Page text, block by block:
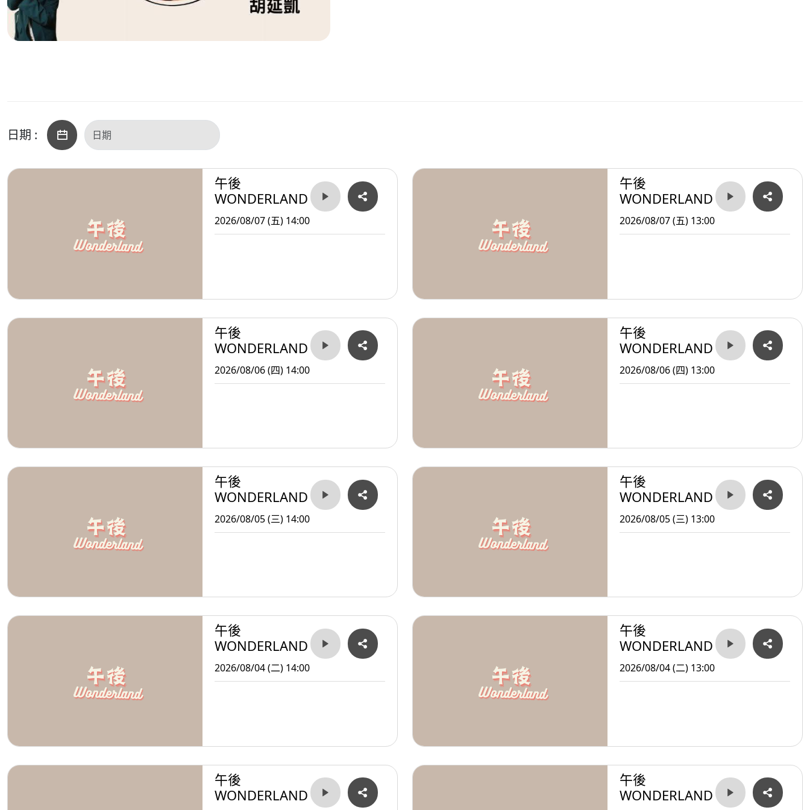
日期 :
午後
WONDERLAND
2026/08/07 (五) 14:00
午後
WONDERLAND
2026/08/07 (五) 13:00
午後
WONDERLAND
2026/08/06 (四) 14:00
午後
WONDERLAND
2026/08/06 (四) 13:00
午後
WONDERLAND
2026/08/05 (三) 14:00
午後
WONDERLAND
2026/08/05 (三) 13:00
午後
WONDERLAND
2026/08/04 (二) 14:00
午後
WONDERLAND
2026/08/04 (二) 13:00
午後
WONDERLAND
午後
WONDERLAND